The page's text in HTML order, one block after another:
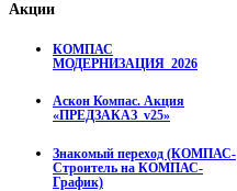
Акции
КОМПАС
МОДЕРНИЗАЦИЯ_2026
Аскон Компас. Акция
«ПРЕДЗАКАЗ_v25»
Знакомый переход (КОМПАС-
Строитель на КОМПАС-
График)